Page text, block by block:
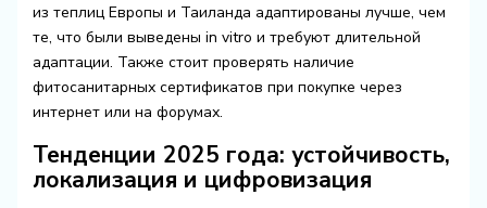
из теплиц Европы и Таиланда адаптированы лучше, чем
те, что были выведены in vitro и требуют длительной
адаптации. Также стоит проверять наличие
фитосанитарных сертификатов при покупке через
интернет или на форумах.
Тенденции 2025 года: устойчивость,
локализация и цифровизация